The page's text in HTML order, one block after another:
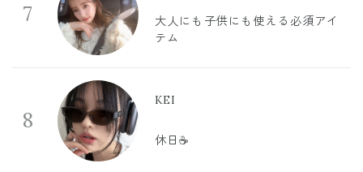
7
大人にも子供にも使える必須アイ
テム
8
KEI
休日☕️